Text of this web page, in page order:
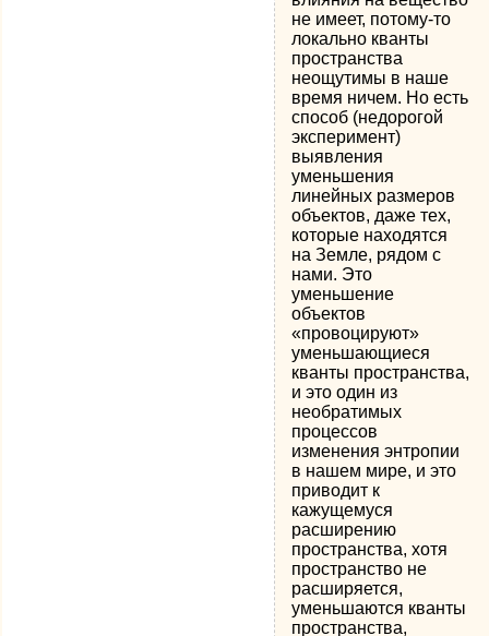
не имеет, потому-то
локально кванты
пространства
неощутимы в наше
время ничем. Но есть
способ (недорогой
эксперимент)
выявления
уменьшения
линейных размеров
объектов, даже тех,
которые находятся
на Земле, рядом с
нами. Это
уменьшение
объектов
«провоцируют»
уменьшающиеся
кванты пространства,
и это один из
необратимых
процессов
изменения энтропии
в нашем мире, и это
приводит к
кажущемуся
расширению
пространства, хотя
пространство не
расширяется,
уменьшаются кванты
пространства,